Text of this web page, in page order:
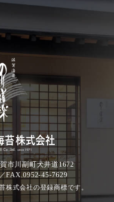
市川副町犬井道1672
FAX.0952-45-7629
株式会社の登録商標です。